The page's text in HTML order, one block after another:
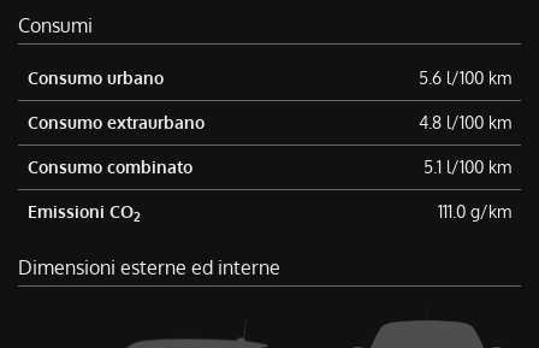
Consumi
Consumo urbano 5.6 l/100 km
Consumo extraurbano 4.8 l/100 km
Consumo combinato 5.1 l/100 km
Emissioni CO2 111.0 g/km
Dimensioni esterne ed interne